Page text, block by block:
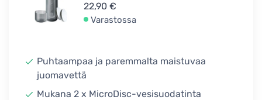
22,90 €
Varastossa
Puhtaampaa ja paremmalta maistuvaa
juomavettä
Mukana 2 x MicroDisc-vesisuodatinta